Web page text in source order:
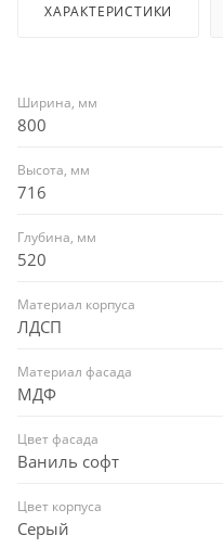
ХАРАКТЕРИСТИКИ
Ширина, мм
800
Высота, мм
716
Глубина, мм
520
Материал корпуса
ЛДСП
Материал фасада
МДФ
Цвет фасада
Ваниль софт
Цвет корпуса
Серый